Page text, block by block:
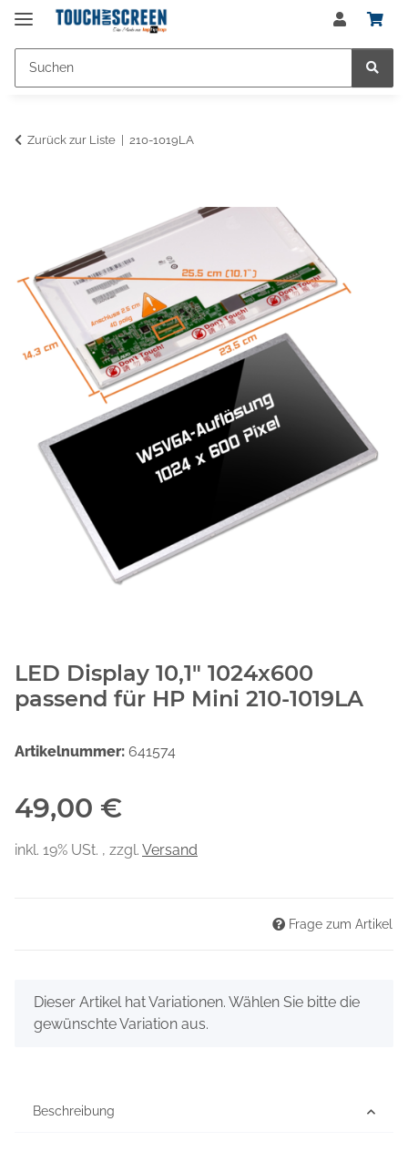
Zurück zur Liste 210-1019LA
LED Display 10,1" 1024x600
passend für HP Mini 210-1019LA
Artikelnummer: 641574
49,00 €
inkl. 19% USt. , zzgl. Versand
Frage zum Artikel
x
Dieser Artikel hat Variationen. Wählen Sie bitte die
gewünschte Variation aus.
Beschreibung